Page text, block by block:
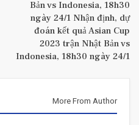
Bản vs Indonesia, 18h30
ngày 24/1 Nhận định, dự
đoán kết quả Asian Cup
2023 trận Nhật Bản vs
Indonesia, 18h30 ngày 24/1
More From Author